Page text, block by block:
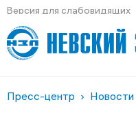
Версия для слабовидящих
Пресс-центр Новости